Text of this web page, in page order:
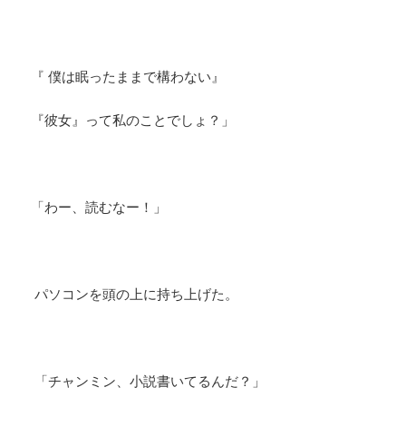
『 僕は眠ったままで構わない』
​『彼女』って私のことでしょ？」
「わー、読むなー！」
パソコンを頭の上に持ち上げた。
「チャンミン、小説書いてるんだ？」